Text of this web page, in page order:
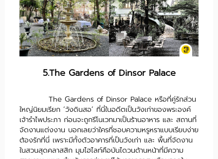
5.The Gardens of Dinsor Palace
The Gardens of Dinsor Palace หรือที่คู่รักส่วน
ใหญ่นิยมเรียก ‘วังดินสอ’ ที่นี่ในอดีตเป็นวังเก่าของพระองค์
เจ้ารำไพประภา ก่อนจะถูกรีโนเวทมาเป็นร้านอาหาร และ สถานที่
จัดงานแต่งงาน บอกเลยว่าใครที่ชอบความหรูหราแบบเรียบง่าย
ต้องรักที่นี่ เพราะมีทั้งตัวอาคารที่เป็นวังเก่า และ พื้นที่จัดงาน
ในสวนสุดคลาสสิก มุมไฮไลท์คือบันไดวนด้านหน้าที่มีความ